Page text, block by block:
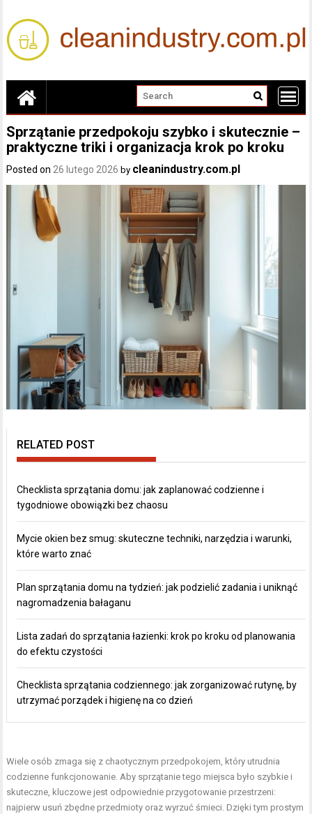
content
Sprzątanie przedpokoju szybko i skutecznie –
praktyczne triki i organizacja krok po kroku
Posted on26 lutego 2026 by cleanindustry.com.pl
RELATED POST
Checklista sprzątania domu: jak zaplanować codzienne i
tygodniowe obowiązki bez chaosu
Mycie okien bez smug: skuteczne techniki, narzędzia i warunki,
które warto znać
Plan sprzątania domu na tydzień: jak podzielić zadania i uniknąć
nagromadzenia bałaganu
Lista zadań do sprzątania łazienki: krok po kroku od planowania
do efektu czystości
Checklista sprzątania codziennego: jak zorganizować rutynę, by
utrzymać porządek i higienę na co dzień
Wiele osób zmaga się z chaotycznym przedpokojem, który utrudnia
codzienne funkcjonowanie. Aby sprzątanie tego miejsca było szybkie i
skuteczne, kluczowe jest odpowiednie przygotowanie przestrzeni:
najpierw usuń zbędne przedmioty oraz wyrzuć śmieci. Dzięki tym prostym